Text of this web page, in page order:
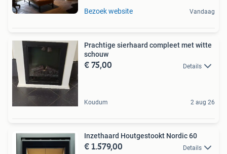
Bezoek website Vandaag
Prachtige sierhaard compleet met witte
schouw
€ 75,00 Details
Koudum 2 aug 26
Inzethaard Houtgestookt Nordic 60
€ 1.579,00 Details